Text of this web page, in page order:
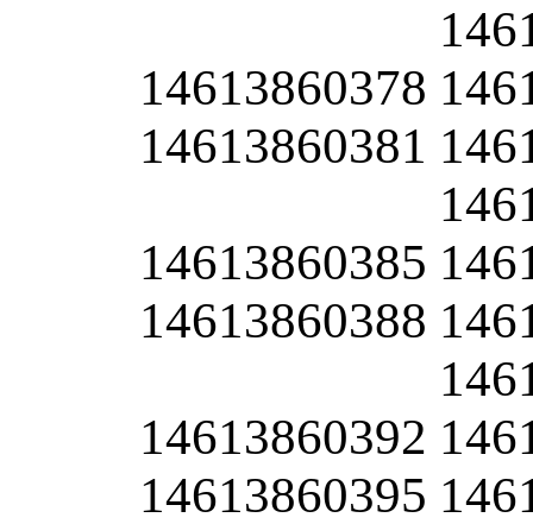
14613860378
14613860381
14613860385
14613860388
14613860392
14613860395